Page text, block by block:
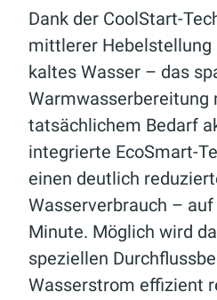
Dank der CoolStart-
mittlerer Hebelstellung
kaltes Wasser – das
Warmwasserbereitung
tatsächlichem Bedarf
integrierte EcoSmart-
einen deutlich
Wasserverbrauch –
Minute. Möglich wird
speziellen
Wasserstrom effizient